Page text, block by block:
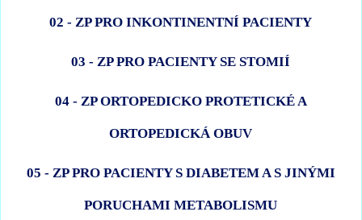
02 - ZP PRO INKONTINENTNÍ PACIENTY
03 - ZP PRO PACIENTY SE STOMIÍ
04 - ZP ORTOPEDICKO PROTETICKÉ A
ORTOPEDICKÁ OBUV
05 - ZP PRO PACIENTY S DIABETEM A S JINÝMI
PORUCHAMI METABOLISMU